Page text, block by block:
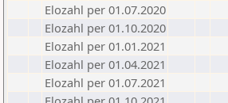
Elozahl per 01.07.2020
Elozahl per 01.10.2020
Elozahl per 01.01.2021
Elozahl per 01.04.2021
Elozahl per 01.07.2021